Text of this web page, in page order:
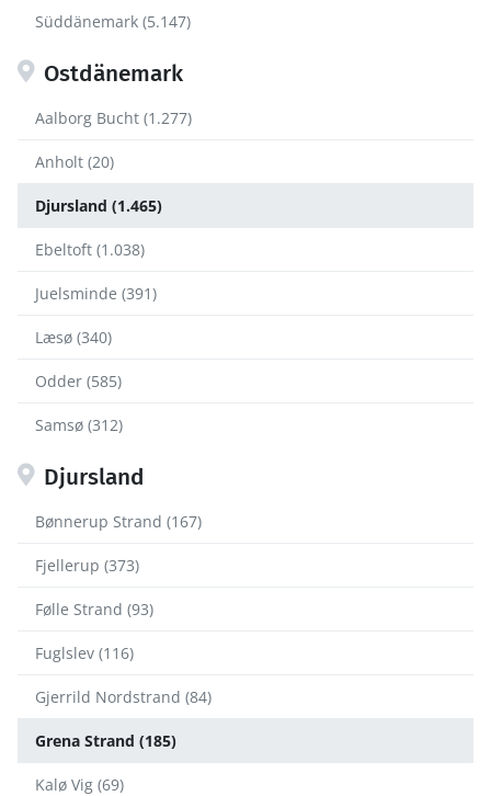
Süddänemark (5.147)
Ostdänemark
Aalborg Bucht (1.277)
Anholt (20)
Djursland (1.465)
Ebeltoft (1.038)
Juelsminde (391)
Læsø (340)
Odder (585)
Samsø (312)
Djursland
Bønnerup Strand (167)
Fjellerup (373)
Følle Strand (93)
Fuglslev (116)
Gjerrild Nordstrand (84)
Grena Strand (185)
Kalø Vig (69)